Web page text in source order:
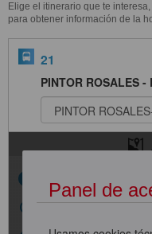
Elige el itinerario que te
para obtener información de la